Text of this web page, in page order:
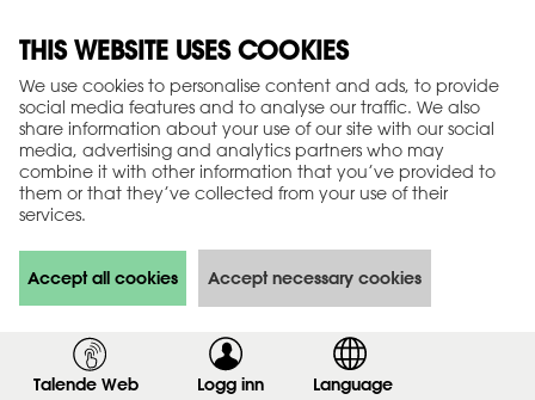
THIS WEBSITE USES COOKIES
We use cookies to personalise content and ads, to provide
social media features and to analyse our traffic. We also
share information about your use of our site with our social
media, advertising and analytics partners who may
combine it with other information that you’ve provided to
them or that they’ve collected from your use of their
services.
Accept all cookies Accept necessary cookies
Talende Web Logg inn,
Language